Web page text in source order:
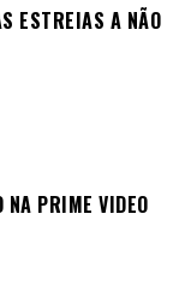
ESTREIAS A NÃO
NA PRIME VIDEO